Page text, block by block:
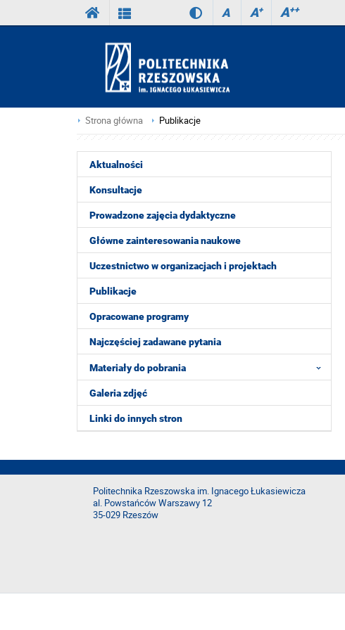
A A+ A++
Strona główna Publikacje
Aktualności
Konsultacje
Prowadzone zajęcia dydaktyczne
Główne zainteresowania naukowe
Uczestnictwo w organizacjach i projektach
Publikacje
Opracowane programy
Najczęściej zadawane pytania
Materiały do pobrania
Galeria zdjęć
Linki do innych stron
Politechnika Rzeszowska im. Ignacego Łukasiewicza
al. Powstańców Warszawy 12
35-029 Rzeszów